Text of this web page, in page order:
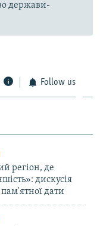
держави-
Follow us
регіон, де
дискусія
дати